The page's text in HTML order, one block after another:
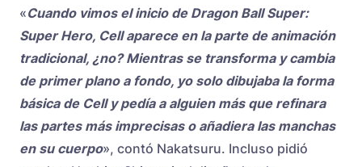
«Cuando vimos el inicio de Dragon Ball Super:
Super Hero, Cell aparece en la parte de animación
tradicional, ¿no? Mientras se transforma y cambia
de primer plano a fondo, yo solo dibujaba la forma
básica de Cell y pedía a alguien más que refinara
las partes más imprecisas o añadiera las manchas
en su cuerpo», contó Nakatsuru. Incluso pidió